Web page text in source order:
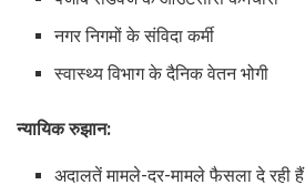
नगर निगमों के संविदा कर्मी
स्वास्थ्य विभाग के दैनिक वेतन भोगी
न्यायिक रुझान:
अदालतें मामले-दर-मामले फैसला दे रही हैं